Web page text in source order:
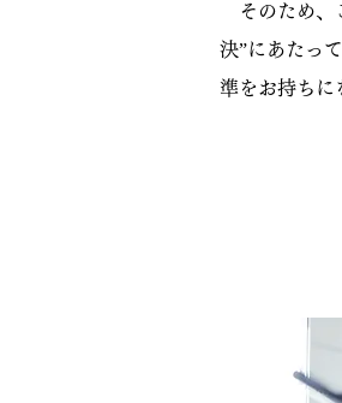
そのため、
決”にあたっ
準をお持ちに